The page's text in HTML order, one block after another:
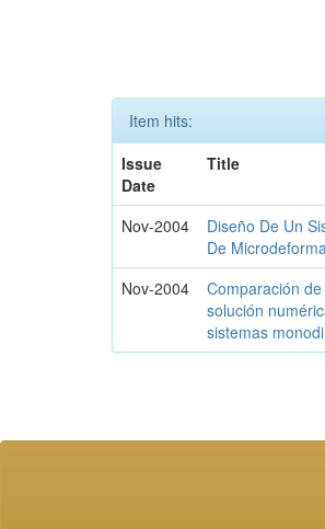
Item hits:
Issue
Date
Title
Nov-2004
Diseño De Un
De
Nov-2004
Comparación
solución
sistemas